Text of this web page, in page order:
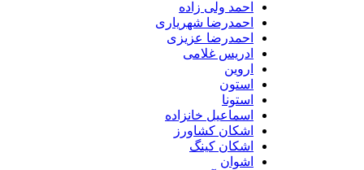
احمد ولی زاده
احمدرضا شهریاری
احمدرضا عزیزی
ادریس غلامی
اروین
استون
استونا
اسماعیل خانزاده
اشکان کشاورز
اشکان کینگ
اشوان